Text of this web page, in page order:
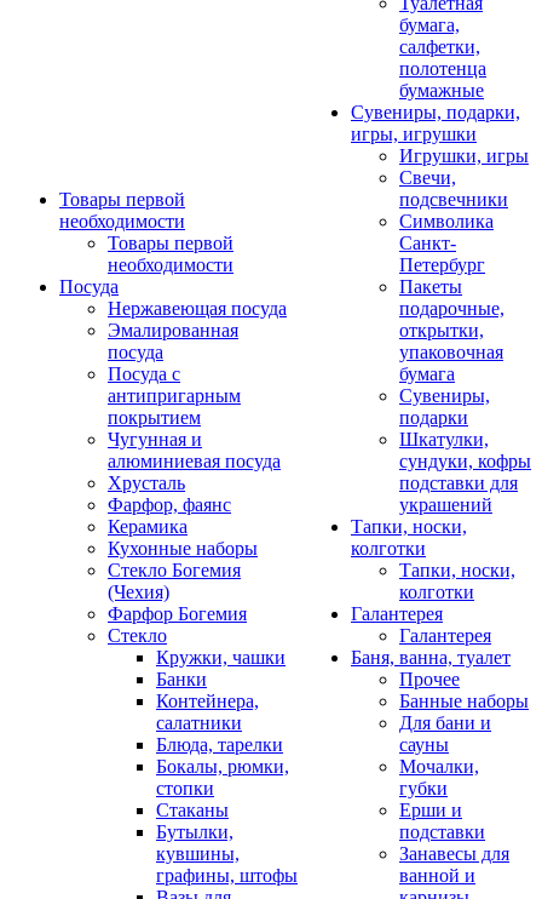
Товары первой
необходимости
Товары первой
необходимости
Посуда
Нержавеющая посуда
Эмалированная
посуда
Посуда с
антипригарным
покрытием
Чугунная и
алюминиевая посуда
Хрусталь
Фарфор, фаянс
Керамика
Кухонные наборы
Стекло Богемия
(Чехия)
Фарфор Богемия
Стекло
Кружки, чашки
Банки
Контейнера,
салатники
Блюда, тарелки
Бокалы, рюмки,
стопки
Стаканы
Бутылки,
кувшины,
графины, штофы
бумага,
салфетки,
полотенца
бумажные
Сувениры, подарки,
игры, игрушки
Игрушки, игры
Свечи,
подсвечники
Символика
Санкт-
Петербург
Пакеты
подарочные,
открытки,
упаковочная
бумага
Сувениры,
подарки
Шкатулки,
сундуки, кофры
подставки для
украшений
Тапки, носки,
колготки
Тапки, носки,
колготки
Галантерея
Галантерея
Баня, ванна, туалет
Прочее
Банные наборы
Для бани и
сауны
Мочалки,
губки
Ерши и
подставки
Занавесы для
ванной и